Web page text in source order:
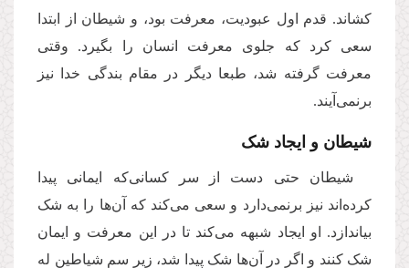
کشاند. قدم اول عبودیت، معرفت بود، و شیطان از ابتدا
سعی کرد که جلوی معرفت انسان را بگیرد. وقتی
معرفت گرفته شد، طبعا دیگر در مقام بندگی خدا نیز
برنمی‌آیند.
شیطان و ایجاد شک
شیطان حتی دست از سر کسانی‌که ایمانی پیدا
کرده‌اند نیز برنمی‌دارد و سعی می‌کند که آن‌ها را به شک
بیاندازد. او ایجاد شبهه می‌کند تا در این معرفت و ایمان
شک کنند و اگر در آن‌ها شک پیدا شد، زیر سم شیاطین له